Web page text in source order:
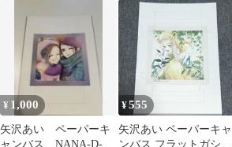
バス
¥ 1,000
矢沢あい ペーパーキ
ャンバス NANA-D-
¥555
矢沢あい ペーパーキャ
ンバス フラットガシャ